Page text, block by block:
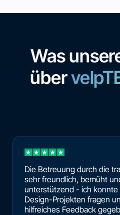
Was
über
Die Betreuung durch die
sehr freundlich, bemüht
unterstützend - ich konnte
Design-Projekten fragen
hilfreiches Feedback